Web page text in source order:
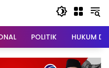
POLITIK HUKUM